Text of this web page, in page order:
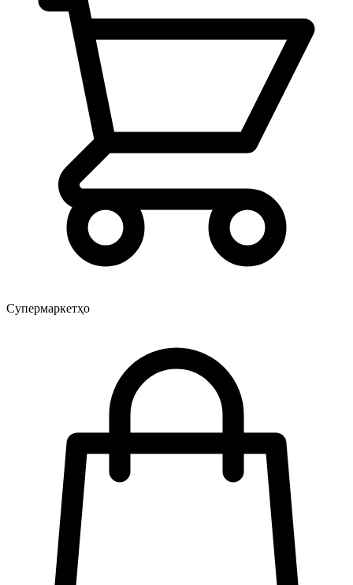
Супермаркетҳо